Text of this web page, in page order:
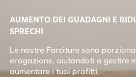
AUMENTO DEI GUADAGNI E
SPRECHI
Le nostre Farciture sono
erogazione, aiutandoti a gestire
aumentare i tuoi profitti.